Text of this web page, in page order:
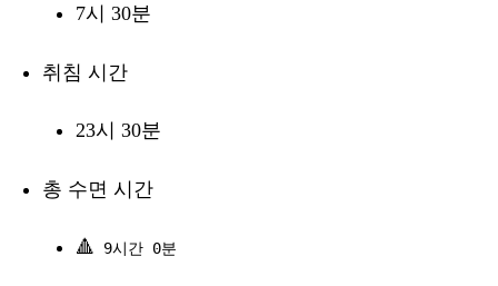
7시 30분
취침 시간
23시 30분
총 수면 시간
🔺 9시간 0분